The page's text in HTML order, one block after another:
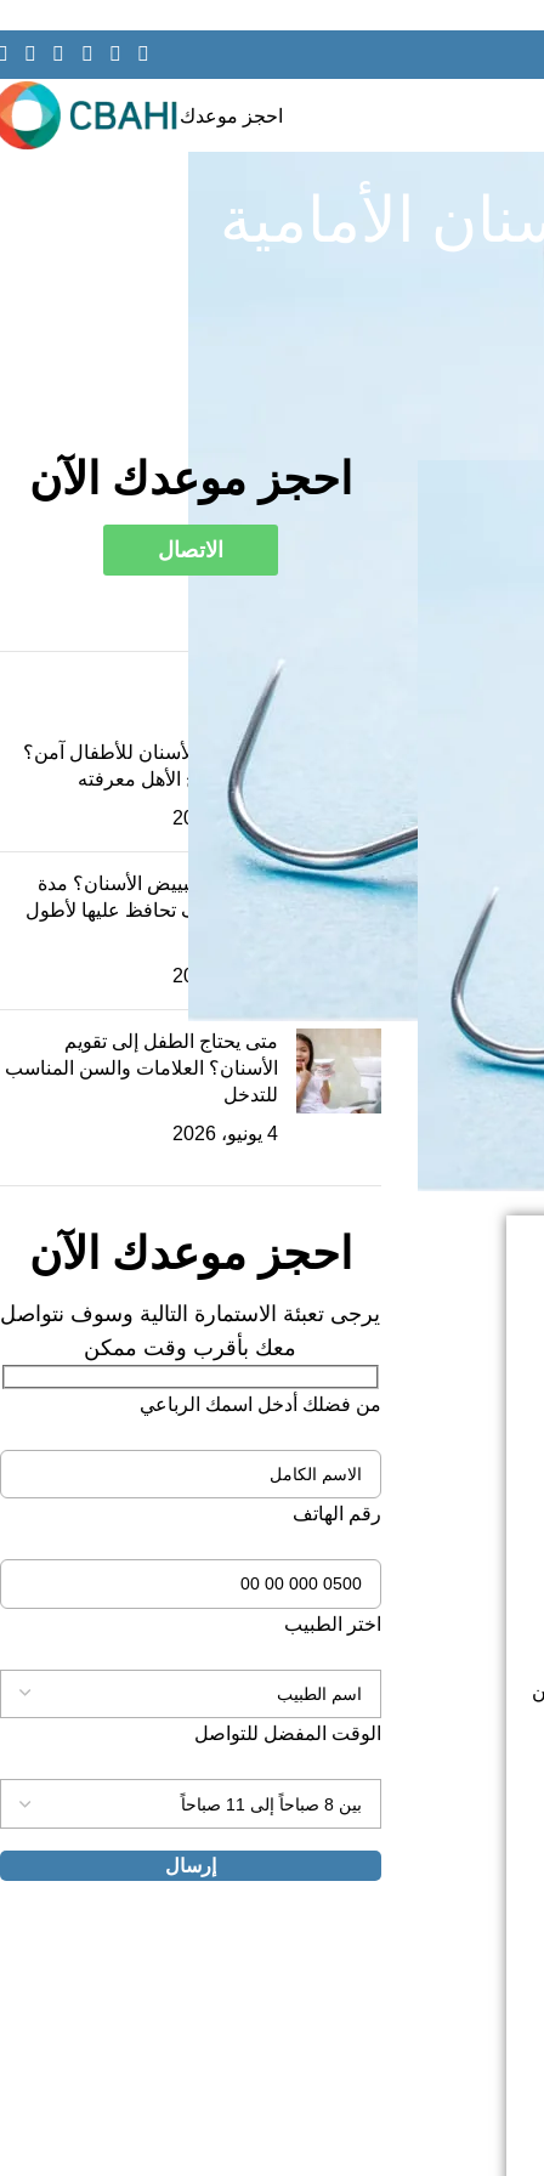
احجز موعدك
الأمامية
احجز موعدك الآن
الاتصال
أحدث المقالات
هل تخدير الأسنان للأطفال آمن؟
كل ما يحتاج الأهل معرفته
كم يدوم تبييض الأسنان؟ مدة
النتائج وكيف تحافظ عليها لأطول
متى يحتاج الطفل إلى تقويم
الأسنان؟ العلامات والسن المناسب
للتدخل
4 يونيو، 2026
احجز موعدك الآن
يرجى تعبئة الاستمارة التالية وسوف نتواصل
معك بأقرب وقت ممكن
من فضلك أدخل اسمك الرباعي
رقم الهاتف
اختر الطبيب
الوقت المفضل للتواصل